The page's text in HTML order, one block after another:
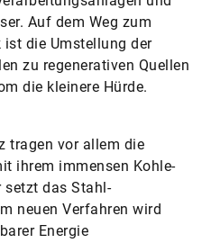
Auf dem Weg zum
die Umstellung der
zu regenerativen Quellen
die kleinere Hürde.
tragen vor allem die
ihrem immensen Kohle­
setzt das Stahl­
neuen Verfahren wird
Energie